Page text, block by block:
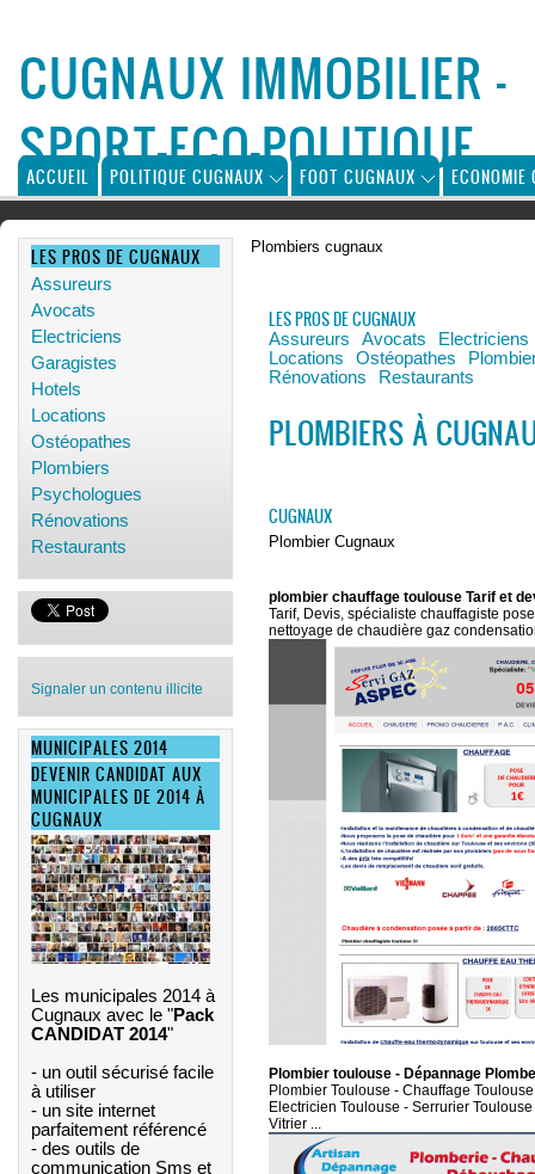
CUGNAUX IMMOBILIER -
SPORT-ECO-POLITIQUE
ACCUEIL POLITIQUE CUGNAUX FOOT CUGNAUX ECONOMIE
LES PROS DE CUGNAUX
Assureurs
Avocats
Electriciens
Garagistes
Hotels
Locations
Ostéopathes
Plombiers
Psychologues
Rénovations
Restaurants
Signaler un contenu illicite
MUNICIPALES 2014
DEVENIR CANDIDAT AUX
MUNICIPALES DE 2014 À
CUGNAUX
Les municipales 2014 à
Cugnaux avec le "Pack
CANDIDAT 2014"
- un outil sécurisé facile
à utiliser
- un site internet
parfaitement référencé
- des outils de
communication Sms et
Plombiers cugnaux
LES PROS DE CUGNAUX
Assureurs Avocats
Electriciens
Locations
Ostéopathes
Rénovations
Restaurants
PLOMBIERS À
CUGNAUX
Plombier Cugnaux
plombier chauffage toulouse Tarif et
Tarif, Devis, spécialiste chauffagiste
nettoyage de chaudière gaz
Plombier toulouse - Dépannage
Plombier Toulouse - Chauffage
Electricien Toulouse - Serrurier
Vitrier ...